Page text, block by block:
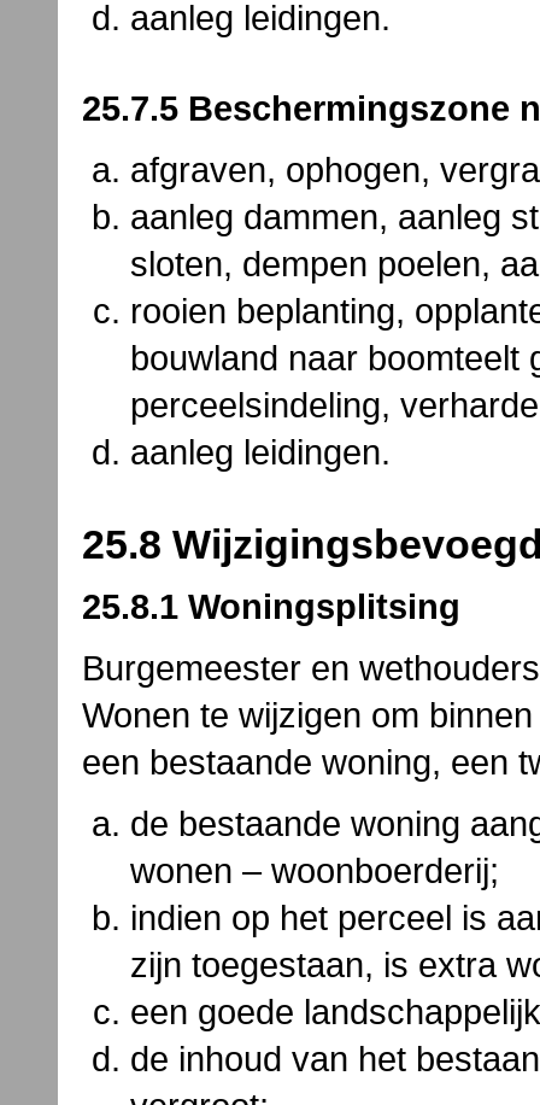
aanleg leidingen.
25.7.5 Beschermingszone
afgraven, ophogen,
aanleg dammen, aanleg
sloten, dempen poelen,
rooien beplanting,
bouwland naar boomteelt
perceelsindeling,
aanleg leidingen.
25.8
25.8.1 Woningsplitsing
Burgemeester en
Wonen te wijzigen om
een bestaande woning, een
de bestaande woning
wonen – woonboerderij;
indien op het perceel is
zijn toegestaan, is extra
een goede
de inhoud van het